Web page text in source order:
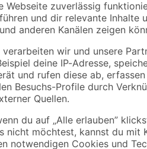
0,27 € / Liter